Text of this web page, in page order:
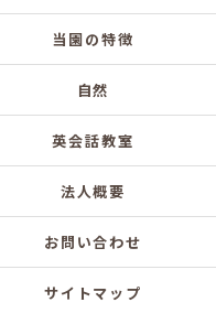
当園の特徴
自然
英会話教室
法人概要
お問い合わせ
サイトマップ